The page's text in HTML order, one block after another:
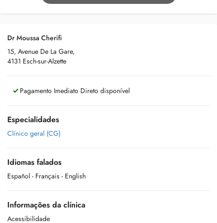
Dr Moussa Cherifi
15, Avenue De La Gare,
4131 Esch-sur-Alzette
Pagamento Imediato Direto disponível
Especialidades
Clínico geral (CG)
Idiomas falados
Español - Français - English
Informações da clínica
Acessibilidade